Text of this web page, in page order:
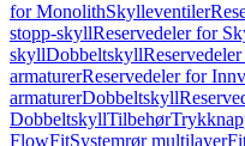
for MonolithSkylleventiler
stopp-skyllReservedeler for
skyllDobbeltskyll
armaturerReservedeler for
armaturerDobbeltskyll
DobbeltskyllTilbehør
FlowFitSystemrør multilayer